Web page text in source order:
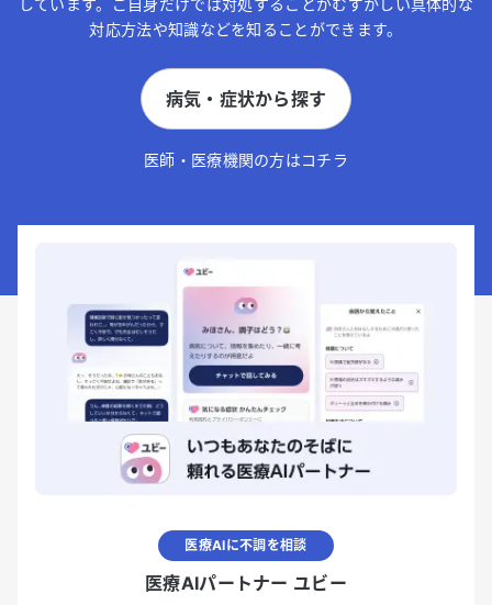
しています。ご自身だけでは対処することがむずかしい具体的な
対応方法や知識などを知ることができます。
病気・症状から探す
医師・医療機関の方はコチラ
医療AIに不調を相談
医療AIパートナー ユビー